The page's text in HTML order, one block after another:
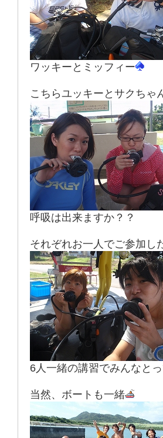
ワッキーとミッフィー
こちらユッキーとサクちゃ
呼吸は出来ますか？？
それぞれお一人でご参加し
6人一緒の講習でみんなと
当然、ボートも一緒